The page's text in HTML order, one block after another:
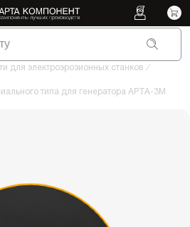
для электроэрозионных станков /
типа для генератора АРТА-3М